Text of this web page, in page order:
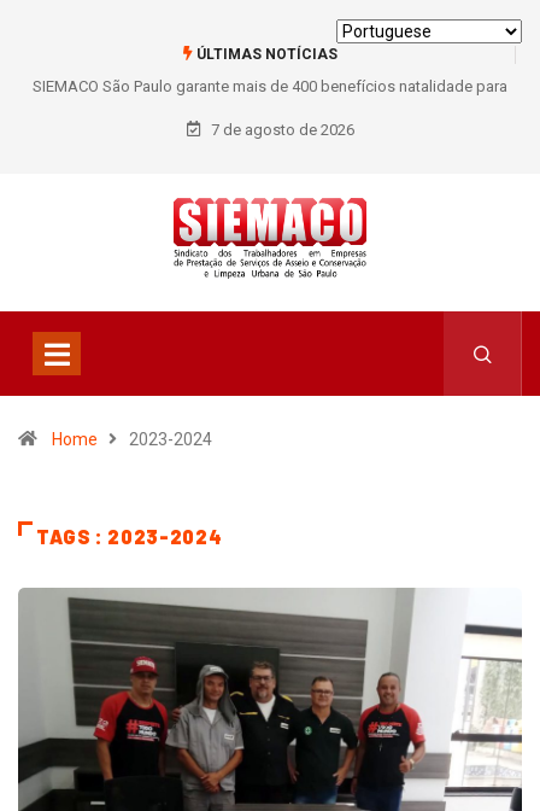
ÚLTIMAS NOTÍCIAS
SIEMACO São Paulo garante mais de 400 benefícios natalidade para
trabalhadores do Asseio em 2026
7 de agosto de 2026
Home 2023-2024
TAGS : 2023-2024